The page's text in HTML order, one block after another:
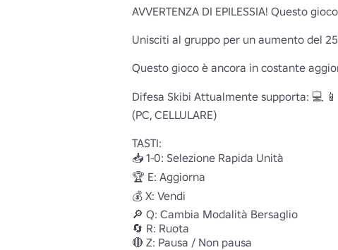
AVVERTENZA DI EPILESSIA! Questo
Unisciti al gruppo per un aumento del
Questo gioco è ancora in costante
Difesa Skibi Attualmente supporta: 💻 📱
(PC, CELLULARE)
TASTI:
📥 1-0: Selezione Rapida Unità
🏆 E: Aggiorna
💰 X: Vendi
🔎 Q: Cambia Modalità Bersaglio
🔄 R: Ruota
🔴 Z: Pausa / Non pausa